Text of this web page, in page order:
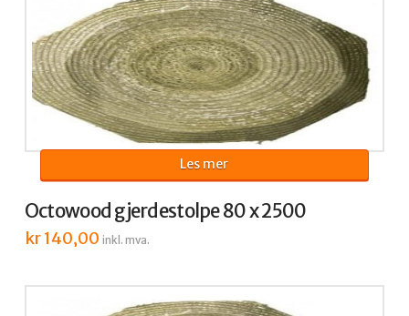
Octowood gjerdestolpe 80 x 2500
kr140,00 inkl. mva.
Les mer